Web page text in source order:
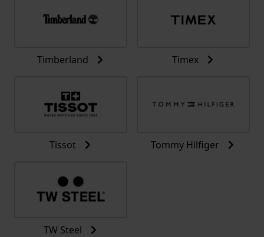
Timberland Timex
Tissot Tommy Hilfiger
TW Steel